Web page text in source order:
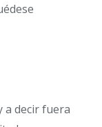
a decir fuera